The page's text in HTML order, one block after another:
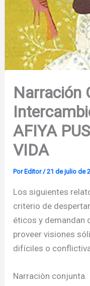
Narración
AFIYA
VIDA
PorEditor /21 de julio de
Los siguientes
criterio de
éticos y
proveer visiones
difíciles o
Narraciòn conjunta.